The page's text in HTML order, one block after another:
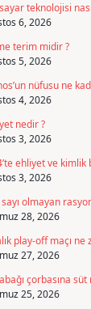
teknolojisi
6, 2026
terim midir ?
5, 2026
nüfusu ne
4, 2026
nedir ?
3, 2026
ehliyet ve
3, 2026
olmayan
28, 2026
play-off maçı ne
27, 2026
çorbasına
25, 2026